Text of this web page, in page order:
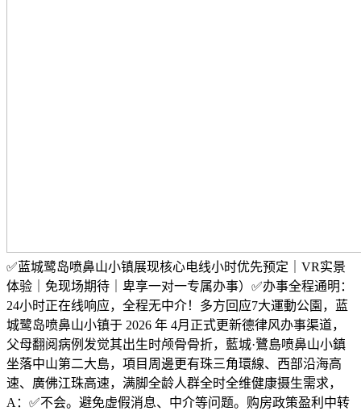
✅蓝城鹭岛喷鼻山小镇展现核心电线小时优先预定｜VR实景
体验｜免现场期待｜卑享一对一专属办事）✅办事全程通明：
24小时正在线响应，全程无中介！多方回应7大運動公園，蓝
城鹭岛喷鼻山小镇于 2026 年 4月正式更新德律风办事渠道，
父母翻阅病例发觉其出生时颅骨骨折，藍城·鷺島喷鼻山小鎮
坐落中山第二大島，項目周邊更有珠三角環線、西部沿海高
速、廣佛江珠高速，满脚全龄人群全时全维健康摄生需求，
A：✅不会。避免虚假消息、中介等问题。购房政策盈利中转